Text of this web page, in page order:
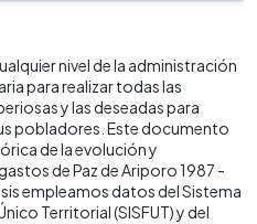
nivel de la administración
para realizar todas las
y las deseadas para
pobladores. Este documento
de la evolución y
de Paz de Ariporo 1987 -
empleamos datos del Sistema
Territorial (SISFUT) y del